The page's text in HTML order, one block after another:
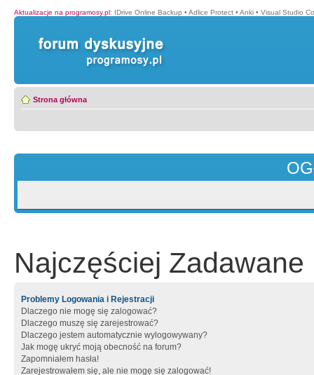
Aktualizacje na programosy.pl: IDrive Online Backup • Adlice Protect • Anki • Visual Studio
Strona główna
Najczęściej Zadawane
Problemy Logowania i Rejestracji
Dlaczego nie mogę się zalogować?
Dlaczego muszę się zarejestrować?
Dlaczego jestem automatycznie wylogowywany?
Jak mogę ukryć moją obecność na forum?
Zapomniałem hasła!
Zarejestrowałem się, ale nie mogę się zalogować!